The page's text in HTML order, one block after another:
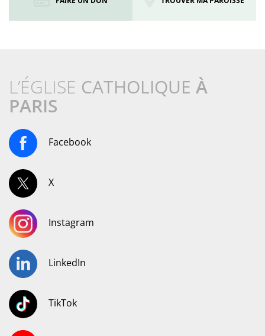
L’ÉGLISE CATHOLIQUE À
PARIS
Facebook
X
Instagram
LinkedIn
TikTok